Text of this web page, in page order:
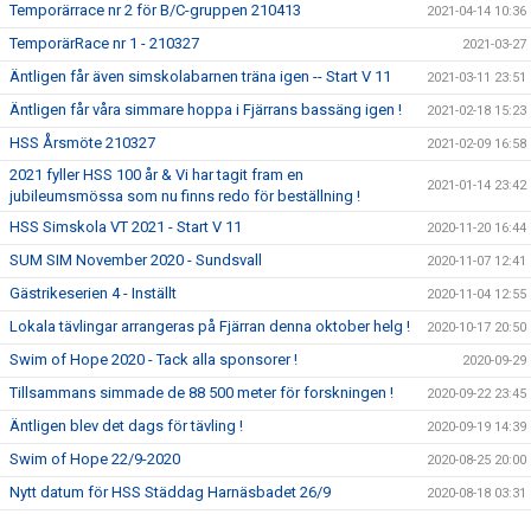
Temporärrace nr 2 för B/C-gruppen 210413 2021-04-14 10:36
TemporärRace nr 1 - 210327 2021-03-27
Äntligen får även simskolabarnen träna igen -- Start V 11 2021-03-11 23:51
Äntligen får våra simmare hoppa i Fjärrans bassäng igen ! 2021-02-18 15:23
HSS Årsmöte 210327 2021-02-09 16:58
2021 fyller HSS 100 år & Vi har tagit fram en
jubileumsmössa som nu finns redo för beställning !
2021-01-14 23:42
HSS Simskola VT 2021 - Start V 11 2020-11-20 16:44
SUM SIM November 2020 - Sundsvall 2020-11-07 12:41
Gästrikeserien 4 - Inställt 2020-11-04 12:55
Lokala tävlingar arrangeras på Fjärran denna oktober helg ! 2020-10-17 20:50
Swim of Hope 2020 - Tack alla sponsorer ! 2020-09-29
Tillsammans simmade de 88 500 meter för forskningen ! 2020-09-22 23:45
Äntligen blev det dags för tävling ! 2020-09-19 14:39
Swim of Hope 22/9-2020 2020-08-25 20:00
Nytt datum för HSS Städdag Harnäsbadet 26/9 2020-08-18 03:31